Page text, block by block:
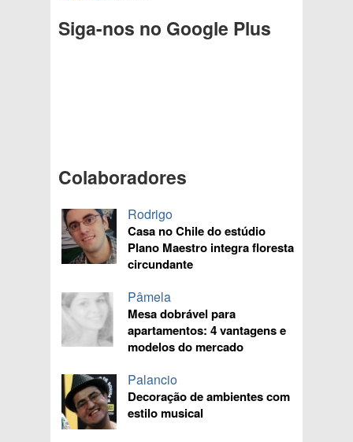
Siga-nos no Google Plus
Colaboradores
Rodrigo
Casa no Chile do estúdio
Plano Maestro integra floresta
circundante
Pâmela
Mesa dobrável para
apartamentos: 4 vantagens e
modelos do mercado
Palancio
Decoração de ambientes com
estilo musical